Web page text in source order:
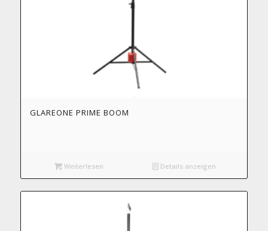
GLAREONE PRIME BOOM
Weiterlesen Details anzeigen